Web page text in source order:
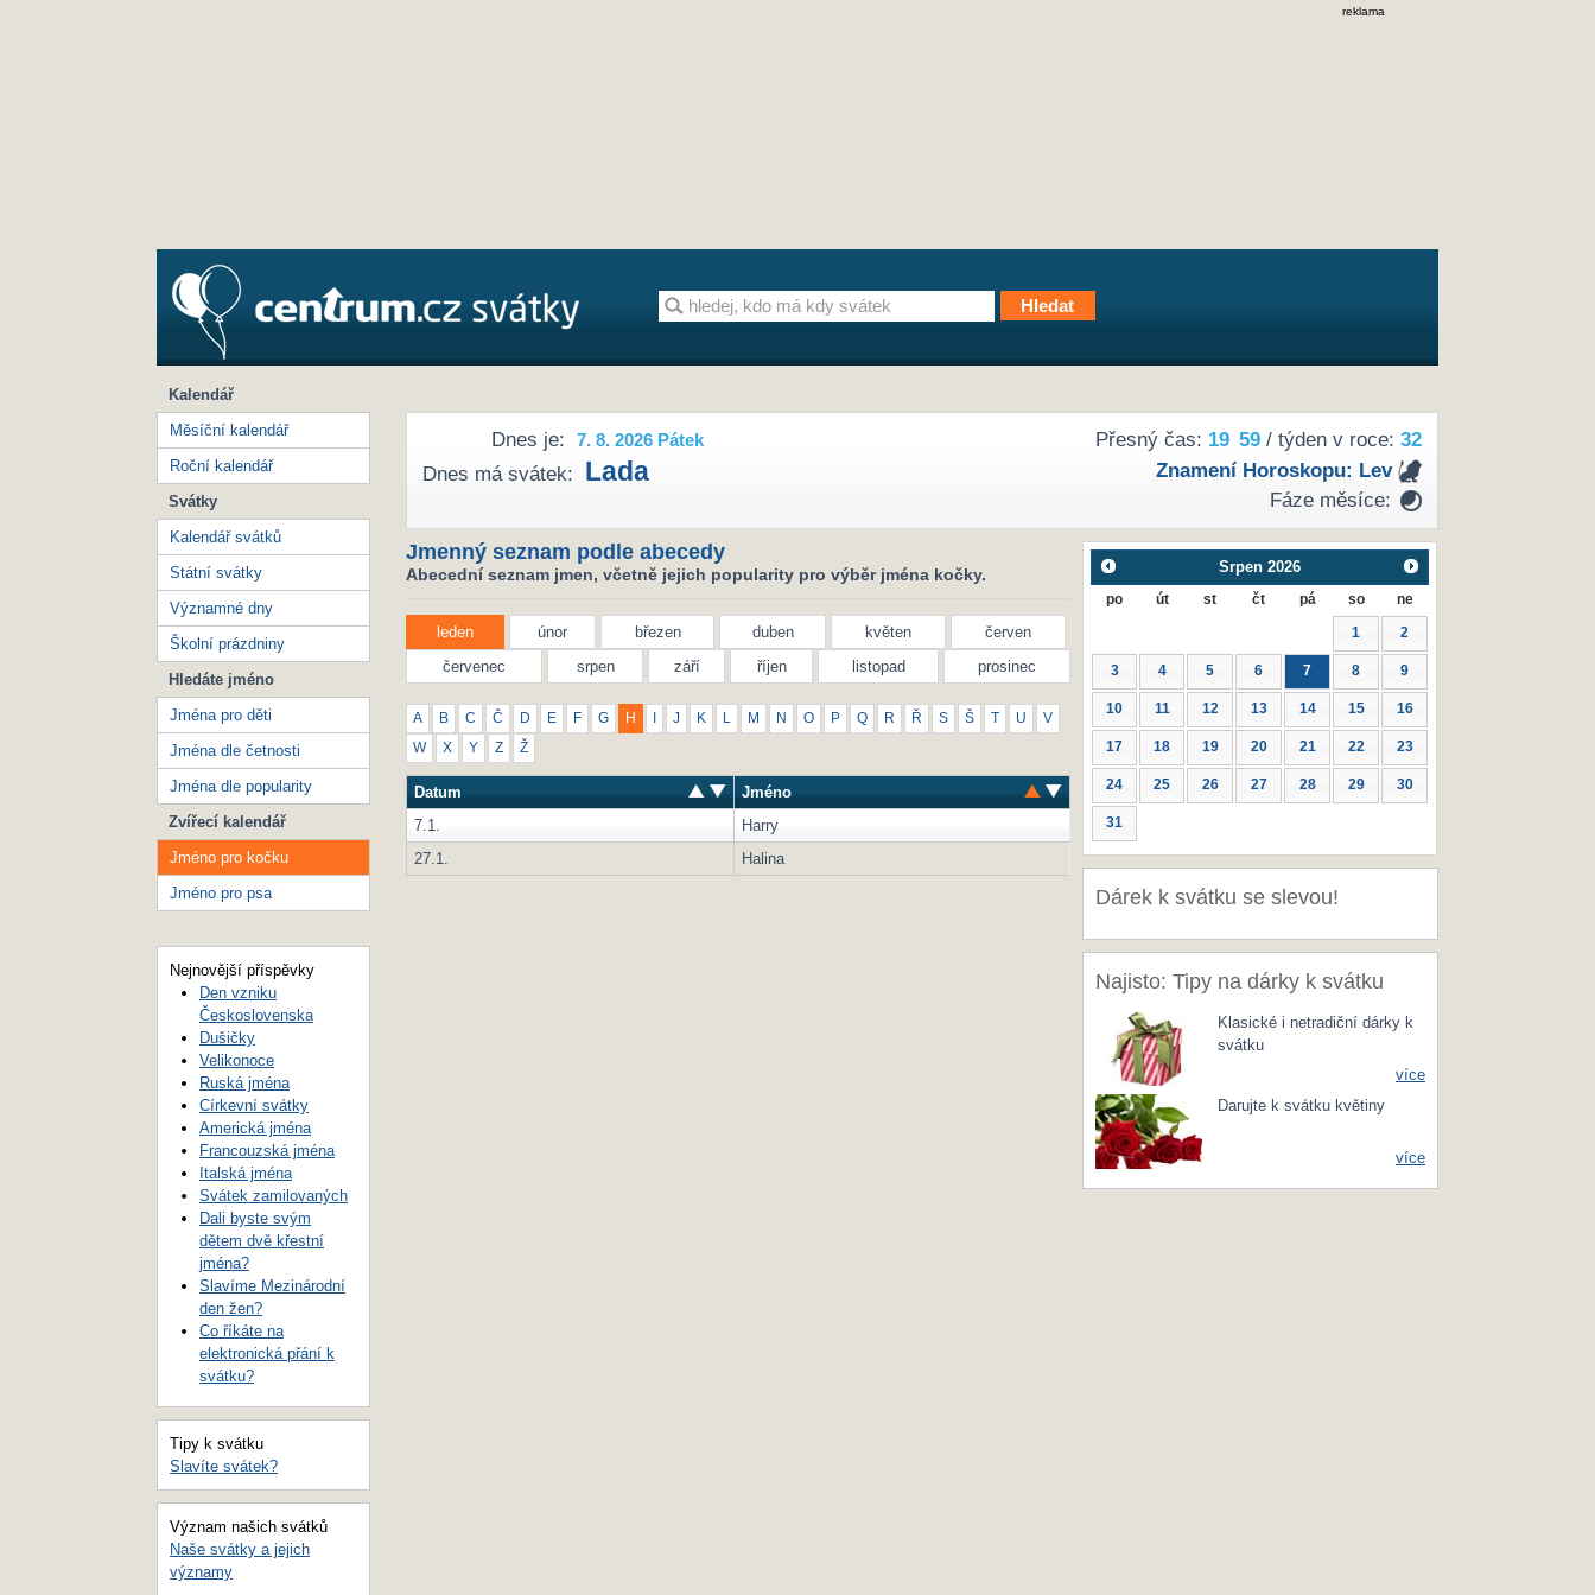
reklama
Přesný čas: 19 59/ týden v roce: 32
Znamení Horoskopu: Lev
Fáze měsíce:
Dnes je: 7. 8. 2026 Pátek
Dnes má svátek: Lada
Jmenný seznam podle abecedy
Abecední seznam jmen, včetně jejich popularity pro výběr jména kočky.
leden únor březen duben květen
červen
červenec
srpen září říjen listopad prosinec
A B C Č D E F G H J K M N O P Q R Ř S Š T U V
W X Y Z Ž
Datum
Jméno
7.1.
Harry
27.1.
Halina
Srpen 2026
po út st čt pá so ne
1 2
3 4 5 6 7 8 9
10 11 12 13 14 15 16
17 18 19 20 21 22 23
24 25 26 27 28 29 30
31
Dárek k svátku se slevou!
Najisto: Tipy na dárky k svátku
Klasické i netradiční dárky k
svátku
více
Darujte k svátku květiny
více
Kalendář
Měsíční kalendář
Roční kalendář
Svátky
Kalendář svátků
Státní svátky
Významné dny
Školní prázdniny
Hledáte jméno
Jména pro děti
Jména dle četnosti
Jména dle popularity
Zvířecí kalendář
Jméno pro kočku
Jméno pro psa
Nejnovější příspěvky
Den vzniku
Československa
Dušičky
Velikonoce
Ruská jména
Církevní svátky
Americká jména
Francouzská jména
Italská jména
Svátek zamilovaných
Dali byste svým
dětem dvě křestní
jména?
Slavíme Mezinárodní
den žen?
Co říkáte na
elektronická přání k
svátku?
Tipy k svátku
Slavíte svátek?
Význam našich svátků
Naše svátky a jejich
významy